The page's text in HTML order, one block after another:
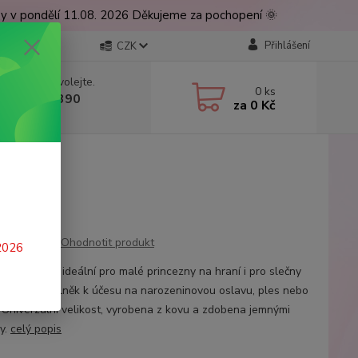
pondělí 11.08. 2026 Děkujeme za pochopení 🌞
CZK Přihlášení
si rady? Zavolejte.
777 224 390
9-17 hod.)
0 ks
za 0 Kč
Ohodnotit produkt
korunka ideální pro malé princezny na hraní i pro slečny
doplněk k účesu na narozeninovou oslavu, ples nebo
velikost, vyrobena z kovu a zdobena jemnými
celý popis